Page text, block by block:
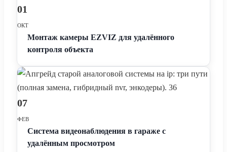
01
ОКТ
Монтаж камеры EZVIZ для удалённого
контроля объекта
07
ФЕВ
Система видеонаблюдения в гараже с
удалённым просмотром